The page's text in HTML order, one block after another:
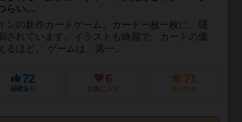
らい…
ンの新作カードゲーム。カード一枚一枚に、隠
されています。イラストも綺麗で、カードの価
るほど。 ゲームは、第一...
72
経験あり
6
お気に入り
71
持ってる